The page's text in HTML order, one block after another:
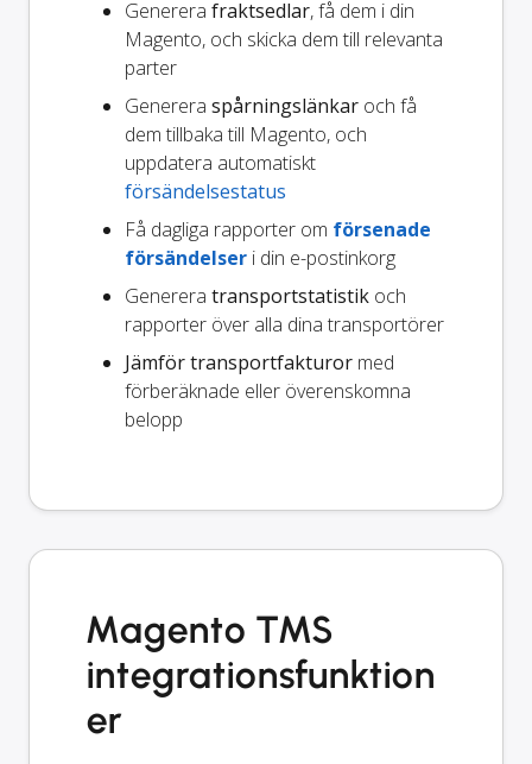
Generera fraktsedlar, få dem i din
Magento, och skicka dem till relevanta
parter
Generera spårningslänkar och få
dem tillbaka till Magento, och
uppdatera automatiskt
försändelsestatus
Få dagliga rapporter om försenade
försändelser i din e-postinkorg
Generera transportstatistik och
rapporter över alla dina transportörer
Jämför transportfakturor med
förberäknade eller överenskomna
belopp
Magento TMS
integrationsfunktion
er